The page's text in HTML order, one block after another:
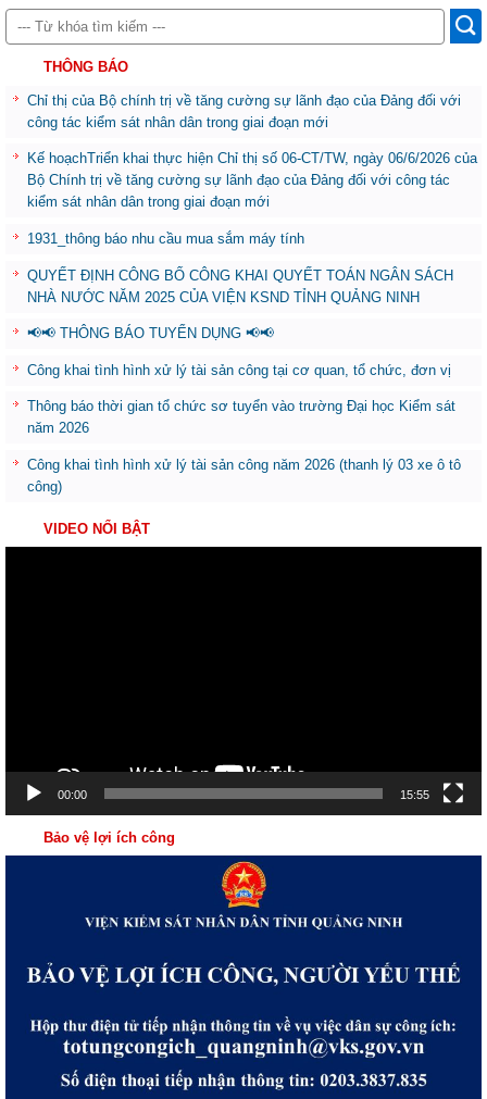
THÔNG BÁO
Chỉ thị của Bộ chính trị về tăng cường sự lãnh đạo của Đảng đối với
công tác kiểm sát nhân dân trong giai đoạn mới
Kế hoạchTriển khai thực hiện Chỉ thị số 06-CT/TW, ngày 06/6/2026 của
Bộ Chính trị về tăng cường sự lãnh đạo của Đảng đối với công tác
kiểm sát nhân dân trong giai đoạn mới
1931_thông báo nhu cầu mua sắm máy tính
QUYẾT ĐỊNH CÔNG BỐ CÔNG KHAI QUYẾT TOÁN NGÂN SÁCH
NHÀ NƯỚC NĂM 2025 CỦA VIỆN KSND TỈNH QUẢNG NINH
📢📢 THÔNG BÁO TUYỂN DỤNG 📢📢
Công khai tình hình xử lý tài sản công tại cơ quan, tổ chức, đơn vị
Thông báo thời gian tổ chức sơ tuyển vào trường Đại học Kiểm sát
năm 2026
Công khai tình hình xử lý tài sản công năm 2026 (thanh lý 03 xe ô tô
công)
VIDEO NỔI BẬT
00:00 15:55
Bảo vệ lợi ích công